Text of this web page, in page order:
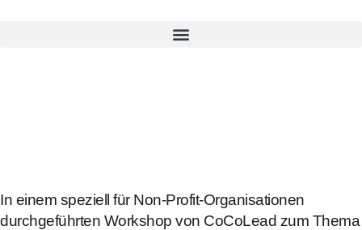
In einem speziell für Non-Profit-Organisationen
durchgeführten Workshop von CoCoLead zum Thema